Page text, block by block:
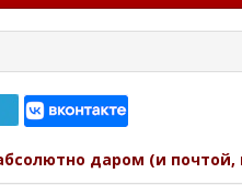
даром (и почтой,